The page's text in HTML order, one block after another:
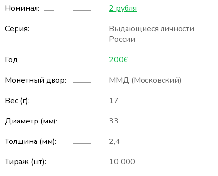
Номинал
2 рубля
Серия
Выдающиеся личности
России
Год
2006
Монетный двор
ММД (Московский)
Вес (г)
17
Диаметр (мм)
33
Толщина (мм)
2,4
Тираж (шт)
10 000